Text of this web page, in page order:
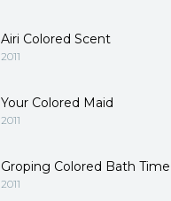
Airi Colored Scent
2011
Your Colored Maid
2011
Groping Colored Bath Time
2011